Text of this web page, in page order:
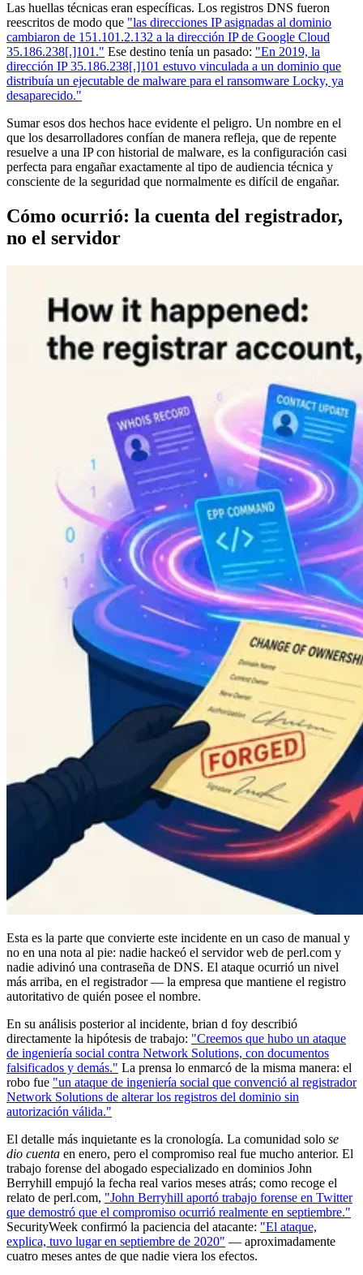
Las huellas técnicas eran específicas. Los registros DNS fueron
reescritos de modo que "las direcciones IP asignadas al dominio
cambiaron de 151.101.2.132 a la dirección IP de Google Cloud
35.186.238[.]101." Ese destino tenía un pasado: "En 2019, la
dirección IP 35.186.238[.]101 estuvo vinculada a un dominio que
distribuía un ejecutable de malware para el ransomware Locky, ya
desaparecido."
Sumar esos dos hechos hace evidente el peligro. Un nombre en el
que los desarrolladores confían de manera refleja, que de repente
resuelve a una IP con historial de malware, es la configuración casi
perfecta para engañar exactamente al tipo de audiencia técnica y
consciente de la seguridad que normalmente es difícil de engañar.
Cómo ocurrió: la cuenta del registrador,
no el servidor
Esta es la parte que convierte este incidente en un caso de manual y
no en una nota al pie: nadie hackeó el servidor web de perl.com y
nadie adivinó una contraseña de DNS. El ataque ocurrió un nivel
más arriba, en el registrador — la empresa que mantiene el registro
autoritativo de quién posee el nombre.
En su análisis posterior al incidente, brian d foy describió
directamente la hipótesis de trabajo: "Creemos que hubo un ataque
de ingeniería social contra Network Solutions, con documentos
falsificados y demás." La prensa lo enmarcó de la misma manera: el
robo fue "un ataque de ingeniería social que convenció al registrador
Network Solutions de alterar los registros del dominio sin
autorización válida."
El detalle más inquietante es la cronología. La comunidad solo se
dio cuenta en enero, pero el compromiso real fue mucho anterior. El
trabajo forense del abogado especializado en dominios John
Berryhill empujó la fecha real varios meses atrás; como recoge el
relato de perl.com, "John Berryhill aportó trabajo forense en Twitter
que demostró que el compromiso ocurrió realmente en septiembre."
SecurityWeek confirmó la paciencia del atacante: "El ataque,
explica, tuvo lugar en septiembre de 2020" — aproximadamente
cuatro meses antes de que nadie viera los efectos.